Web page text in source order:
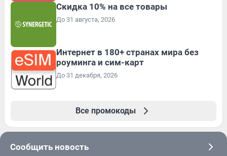
Скидка 10% на все товары
До 31 августа, 2026
Интернет в 180+ странах мира без
роуминга и сим-карт
До 31 декабря, 2026
Все промокоды
Сообщить новость